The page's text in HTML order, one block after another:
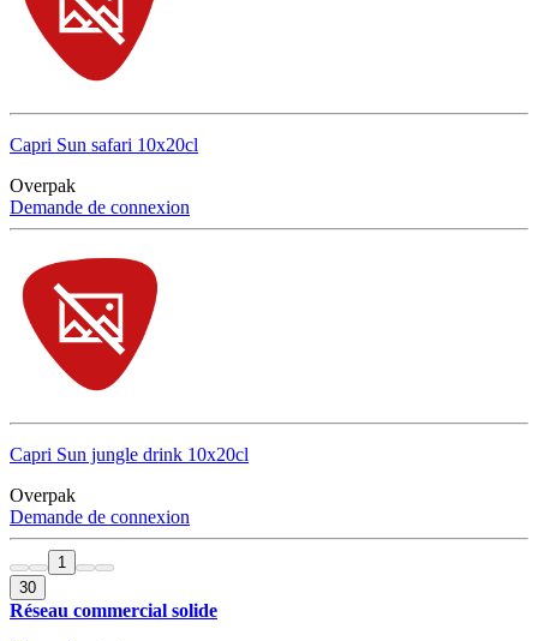
Capri Sun safari 10x20cl
Overpak
Demande de connexion
Capri Sun jungle drink 10x20cl
Overpak
Demande de connexion
1
30
Réseau commercial solide